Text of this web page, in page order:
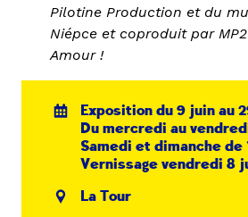
Pilotine Production et du
Niépce et coproduit par
Amour !
Exposition du 9 juin au
Du mercredi au
Samedi et dimanche de
Vernissage vendredi 8
La Tour